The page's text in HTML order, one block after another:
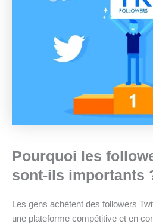
Pourquoi les
sont-ils importants
Les gens achètent des followers
une plateforme compétitive et en